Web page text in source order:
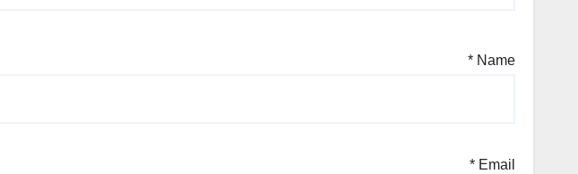
Name
*
Email
*